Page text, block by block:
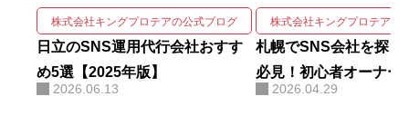
画・撮影・編集・運用をワンスト
ップで回しながら、そこにAIを掛
け合わせて成果を伸ばす実装力に
ある。AIコンサルティング・AI研
株式会社キングプロテアの公式ブログ
日立のSNS運用代行会社おすす
め5選【2025年版】
2026.06.13
株式会社キングプロテアの
札幌でSNS会社を探し
必見！初心者オーナー
基本と費用相場
2026.04.29